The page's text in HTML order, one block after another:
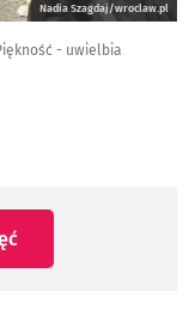
Nadia Szagdaj/wroclaw.pl
- uwielbia